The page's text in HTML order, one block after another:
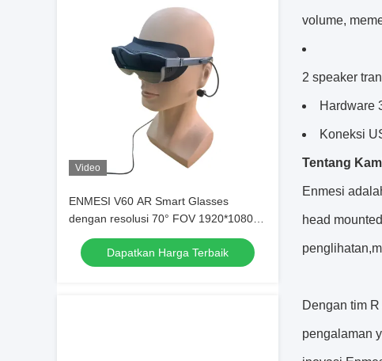
Video
ENMESI V60 AR Smart Glasses
dengan resolusi 70° FOV 1920*1080
dan antarmuka USB-C untuk
Augmented Reality
Dapatkan Harga Terbaik
volume,
2 speaker
Hardware
Koneksi
Tentang
Enmesi
head
Dengan tim
pengalaman